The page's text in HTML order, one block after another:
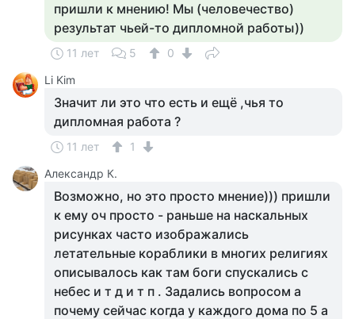
пришли к мнению! Мы (человечество)
результат чьей-то дипломной работы))
11 лет 5
0
Li Kim
Значит ли это что есть и ещё ,чья то
дипломная работа ?
11 лет
1
Александр К.
Возможно, но это просто мнение))) пришли
к ему оч просто - раньше на наскальных
рисунках часто изображались
летательные кораблики в многих религиях
описывалось как там боги спускались с
небес и т д и т п . Задались вопросом а
почему сейчас когда у каждого дома по 5 а